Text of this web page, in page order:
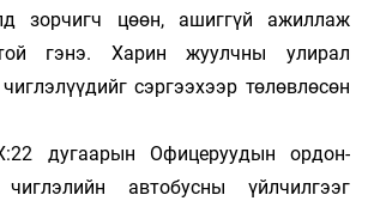
зорчигч цөөн, ашиггүй ажиллаж
гэнэ. Харин жуулчны улирал
сэргээхээр төлөвлөсөн
дугаарын Офицеруудын ордон-
автобусны үйлчилгээг